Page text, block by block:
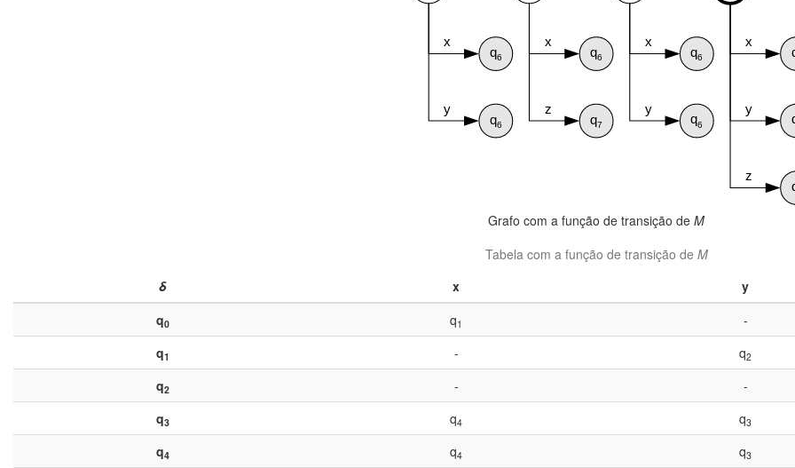
Grafo com a função de transição de M
Tabela com a função de transição de M
δ
x y
q0 q1 -
q1 - q2
q2 - -
q3 q4 q3
q4 q4 q3